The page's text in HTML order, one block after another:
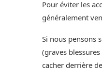
Pour éviter les
généralement
Si nous pensons
(graves
cacher derrière